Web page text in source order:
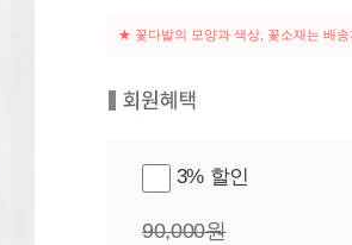
★ 꽃다발의 모양과 색상, 꽃소재는 배
3% 할인
90,000원